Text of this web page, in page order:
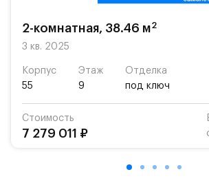
возможность посещения частной
Для автомобилистов — закрытые
Территория квартала приватная,
осуществляется по
2-комнатная, 38.46 м2
3 кв. 2025
Корпус
55
Этаж
9
Отделка
под ключ
Стоимость
7 279 011 ₽